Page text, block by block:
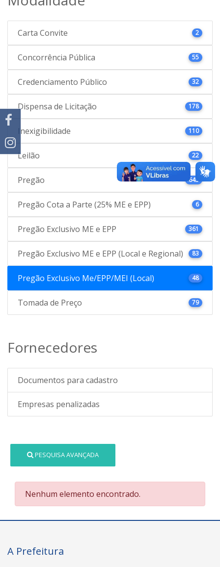
Carta Convite 2
Concorrência Pública 55
Credenciamento Público 32
Dispensa de Licitação 178
Inexigibilidade 110
Leilão 22
Pregão 645
Pregão Cota a Parte (25% ME e EPP) 6
Pregão Exclusivo ME e EPP 361
Pregão Exclusivo ME e EPP (Local e Regional) 83
Pregão Exclusivo Me/EPP/MEI (Local) 48
Tomada de Preço 79
Fornecedores
Documentos para cadastro
Empresas penalizadas
PESQUISA AVANÇADA
Nenhum elemento encontrado.
A Prefeitura